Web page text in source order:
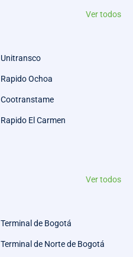
Ver todos
Unitransco
Rapido Ochoa
Cootranstame
Rapido El Carmen
Ver todos
Terminal de Bogotá
Terminal de Norte de Bogotá